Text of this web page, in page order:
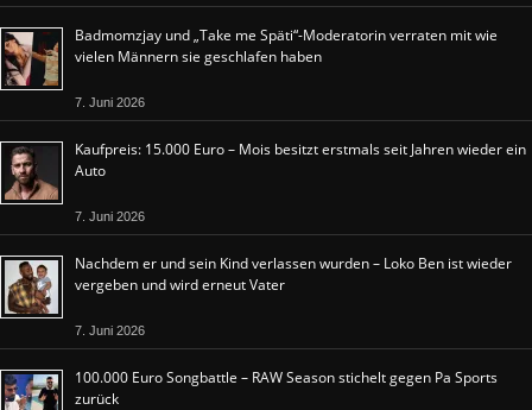
Badmomzjay und „Take me Späti“-Moderatorin verraten mit wie
vielen Männern sie geschlafen haben
7. Juni 2026
Kaufpreis: 15.000 Euro – Mois besitzt erstmals seit Jahren wieder ein
Auto
7. Juni 2026
Nachdem er und sein Kind verlassen wurden – Loko Ben ist wieder
vergeben und wird erneut Vater
7. Juni 2026
100.000 Euro Songbattle – RAW Season stichelt gegen Pa Sports
zurück